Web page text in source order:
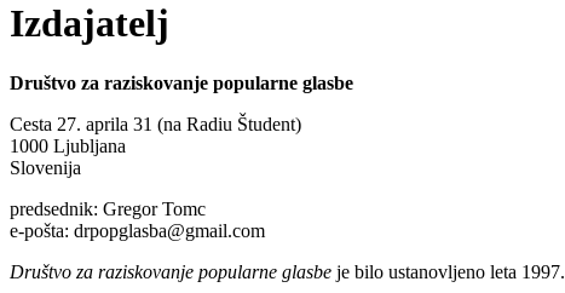
Izdajatelj
Društvo za raziskovanje popularne glasbe
Cesta 27. aprila 31 (na Radiu Študent)
1000 Ljubljana
Slovenija
predsednik: Gregor Tomc
e-pošta: drpopglasba@gmail.com
Društvo za raziskovanje popularne glasbe je bilo ustanovljeno leta 1997.